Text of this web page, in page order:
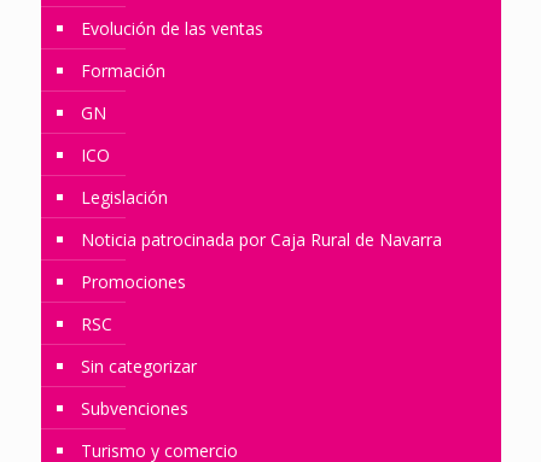
Evolución de las ventas
Formación
GN
ICO
Legislación
Noticia patrocinada por Caja Rural de Navarra
Promociones
RSC
Sin categorizar
Subvenciones
Turismo y comercio